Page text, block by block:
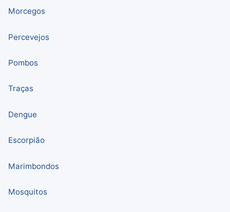
Morcegos
Percevejos
Pombos
Traças
Dengue
Escorpião
Marimbondos
Mosquitos